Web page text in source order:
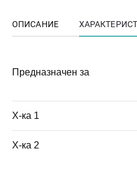
ОПИСАНИЕ
Предназначен за
Х-ка 1
Х-ка 2